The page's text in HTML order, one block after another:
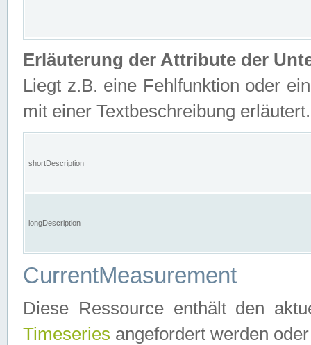
Erläuterung der Attribute der
Liegt z.B. eine Fehlfunktion oder
mit einer Textbeschreibung erläutert.
shortDescription
longDescription
CurrentMeasurement
Diese Ressource enthält den
Timeseries angefordert werden